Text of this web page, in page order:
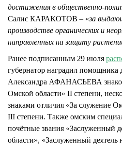
достижения в общественно-
Салис КАРАКОТОВ – «за
производстве органических и
направленных на защиту
Ранее подписанным 29 июля
губернатор наградил помощника
Александра АФАНАСЬЕВА
Омской области» II степени,
знаками отличия «За служение
III степени. Также омским
почётные звания «Заслуженный
области», «Заслуженный деятель